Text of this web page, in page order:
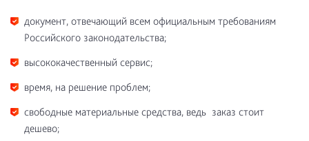
документ, отвечающий всем официальным требованиям
Российского законодательства;
высококачественный сервис;
время, на решение проблем;
свободные материальные средства, ведь заказ стоит
дешево;